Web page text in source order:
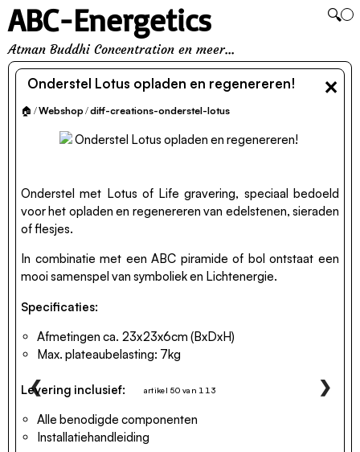
🔍
ABC-Energetics
Atman Buddhi Concentration en meer...
×
Onderstel Lotus opladen en regenereren!
🏠 /Webshop /diff-creations-onderstel-lotus
❮ artikel 50 van 113 ❯
Onderstel met Lotus of Life gravering, speciaal bedoeld
voor het opladen en regenereren van edelstenen, sieraden
of flesjes.
In combinatie met een ABC piramide of bol ontstaat een
mooi samenspel van symboliek en Lichtenergie.
Specificaties:
Afmetingen ca. 23x23x6cm (BxDxH)
Max. plateaubelasting: 7kg
Levering inclusief:
Alle benodigde componenten
Installatiehandleiding